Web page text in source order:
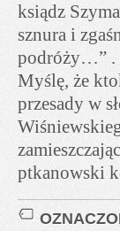
ksiądz
sznura i
podróży…” .
Myślę, że
przesady w
ptkanowski